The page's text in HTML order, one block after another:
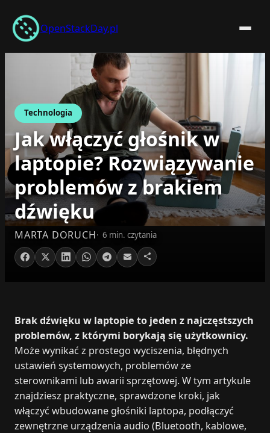
Przejdź
do
treści
OpenStackDay.pl
Technologia
Jak włączyć głośnik w
laptopie? Rozwiązywanie
problemów z brakiem
dźwięku
MARTA DORUCH 6 min. czytania
Brak dźwięku w laptopie to jeden z najczęstszych
problemów, z którymi borykają się użytkownicy.
Może wynikać z prostego wyciszenia, błędnych
ustawień systemowych, problemów ze
sterownikami lub awarii sprzętowej. W tym artykule
znajdziesz praktyczne, sprawdzone kroki, jak
włączyć wbudowane głośniki laptopa, podłączyć
zewnętrzne urządzenia audio (Bluetooth, kablowe,